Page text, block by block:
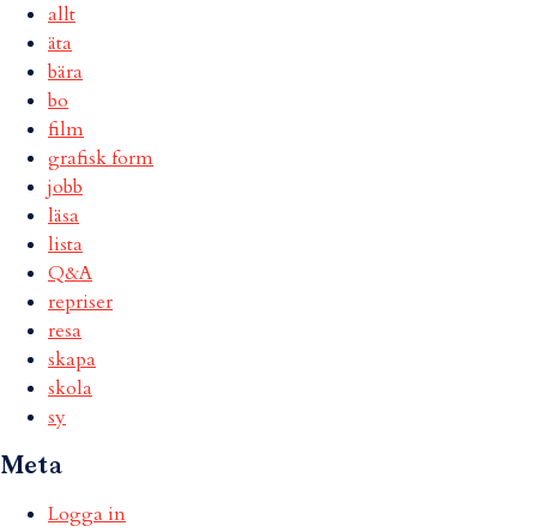
allt
äta
bära
bo
film
grafisk form
jobb
läsa
lista
Q&A
repriser
resa
skapa
skola
sy
Meta
Logga in